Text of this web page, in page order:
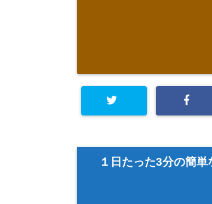
１日たった3分の簡